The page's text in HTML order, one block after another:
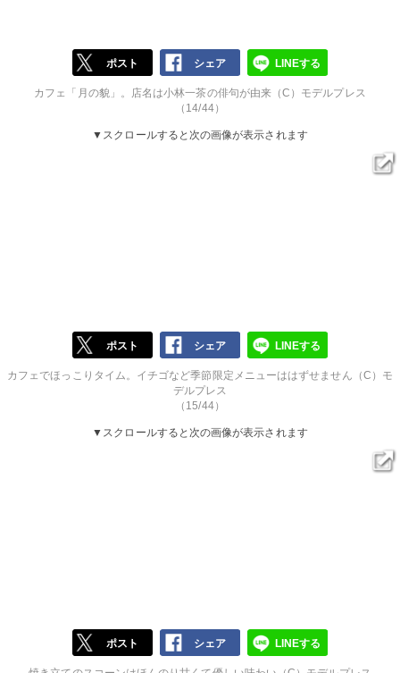
ポスト シェア LINEする
カフェ「月の貌」。店名は小林一茶の俳句が由来（C）モデルプレス
（14/44）
▼スクロールすると次の画像が表示されます
ポスト シェア LINEする
カフェでほっこりタイム。イチゴなど季節限定メニューははずせません（C）モ
デルプレス
（15/44）
▼スクロールすると次の画像が表示されます
ポスト シェア LINEする